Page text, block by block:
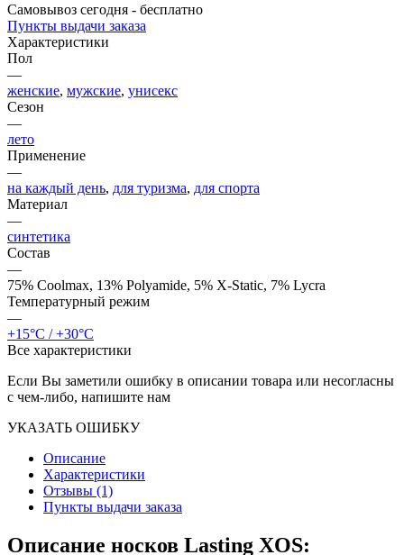
Самовывоз сегодня - бесплатно
Пункты выдачи заказа
Характеристики
Пол
—
женские, мужские, унисекс
Сезон
—
лето
Применение
—
на каждый день, для туризма, для спорта
Материал
—
синтетика
Состав
—
75% Coolmax, 13% Polyamide, 5% X-Static, 7% Lycra
Температурный режим
—
+15°C / +30°C
Все характеристики
Если Вы заметили ошибку в описании товара или несогласны
с чем-либо, напишите нам
УКАЗАТЬ ОШИБКУ
Описание
Характеристики
Отзывы (1)
Пункты выдачи заказа
Описание носков Lasting XOS: